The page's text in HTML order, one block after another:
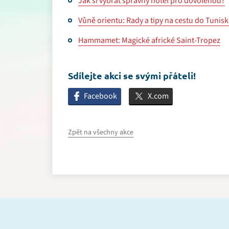
Vůně orientu: Rady a tipy na cestu do
Hammamet: Magické africké Saint-Tropez
Sdílejte akci se svými přáteli!
Facebook X.com
Zpět na všechny akce